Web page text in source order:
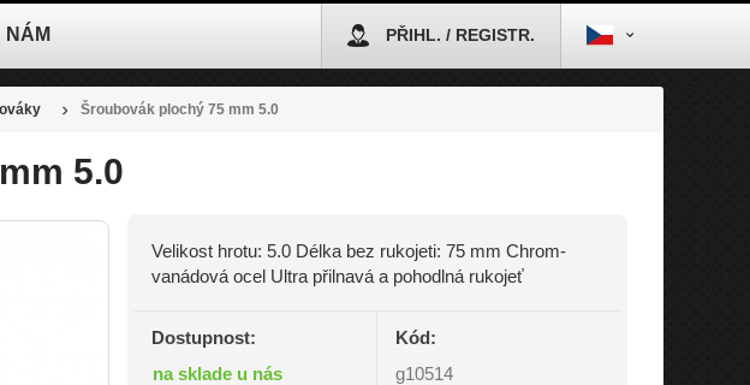
NÁM PŘIHL. / REGISTR.
Šroubovák plochý 75 mm 5.0
5.0
Velikost hrotu: 5.0 Délka bez rukojeti: 75 mm Chrom-
vanádová ocel Ultra přilnavá a pohodlná rukojeť
Dostupnost:
na sklade u nás
Kód:
g10514